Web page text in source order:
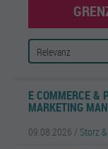
E COMMERCE &
MARKETING
09.08.2026 / Storz